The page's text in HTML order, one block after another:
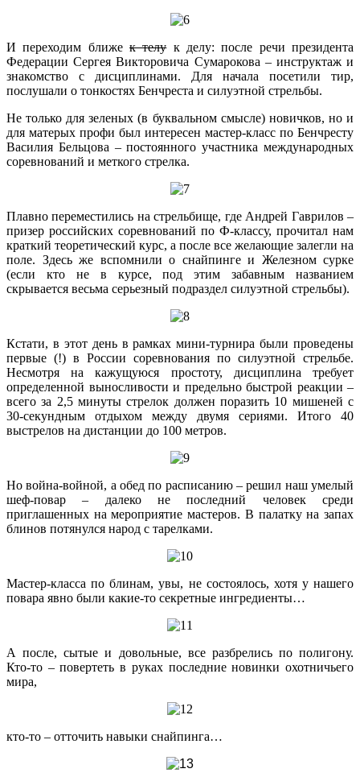
И переходим ближе к телук делу: после речи президента
Федерации Сергея Викторовича Сумарокова – инструктаж и
знакомство с дисциплинами. Для начала посетили тир,
послушали о тонкостях Бенчреста и силуэтной стрельбы.
Не только для зеленых (в буквальном смысле) новичков, но и
для матерых профи был интересен мастер-класс по Бенчресту
Василия Бельцова – постоянного участника международных
соревнований и меткого стрелка.
Плавно переместились на стрельбище, где Андрей Гаврилов –
призер российских соревнований по Ф-классу, прочитал нам
краткий теоретический курс, а после все желающие залегли на
поле. Здесь же вспомнили о снайпинге и Железном сурке
(если кто не в курсе, под этим забавным названием
скрывается весьма серьезный подраздел силуэтной стрельбы).
Кстати, в этот день в рамках мини-турнира были проведены
первые (!) в России соревнования по силуэтной стрельбе.
Несмотря на кажущуюся простоту, дисциплина требует
определенной выносливости и предельно быстрой реакции –
всего за 2,5 минуты стрелок должен поразить 10 мишеней с
30-секундным отдыхом между двумя сериями. Итого 40
выстрелов на дистанции до 100 метров.
Но война-войной, а обед по расписанию – решил наш умелый
шеф-повар – далеко не последний человек среди
приглашенных на мероприятие мастеров. В палатку на запах
блинов потянулся народ с тарелками.
Мастер-класса по блинам, увы, не состоялось, хотя у нашего
повара явно были какие-то секретные ингредиенты…
А после, сытые и довольные, все разбрелись по полигону.
Кто-то – повертеть в руках последние новинки охотничьего
мира,
кто-то – отточить навыки снайпинга…